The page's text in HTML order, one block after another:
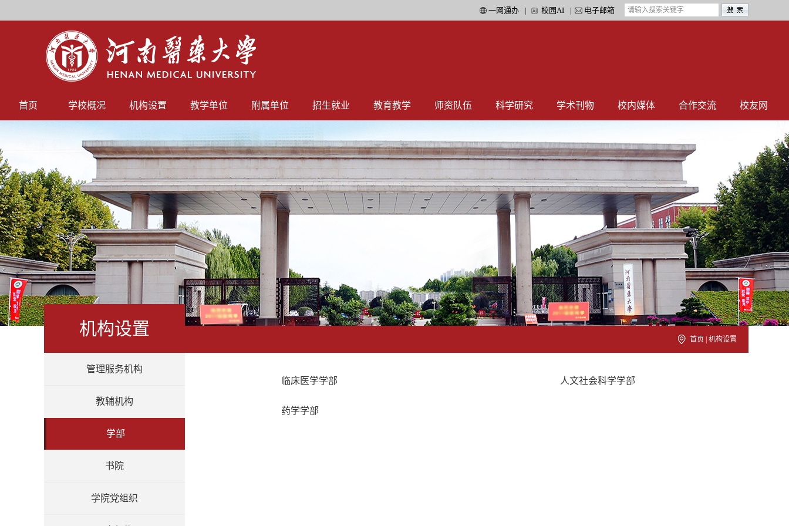
一网通办 校园AI 电子邮箱
首页 学校概况 机构设置 教学单位 附属单位 招生就业 教育教学 师资队伍 科学研究 学术刊物 校内媒体 合作交流 校友网
机构设置
首页 机构设置
管理服务机构
教辅机构
学部
书院
学院党组织
临床医学学部 人文社会科学学部
药学学部